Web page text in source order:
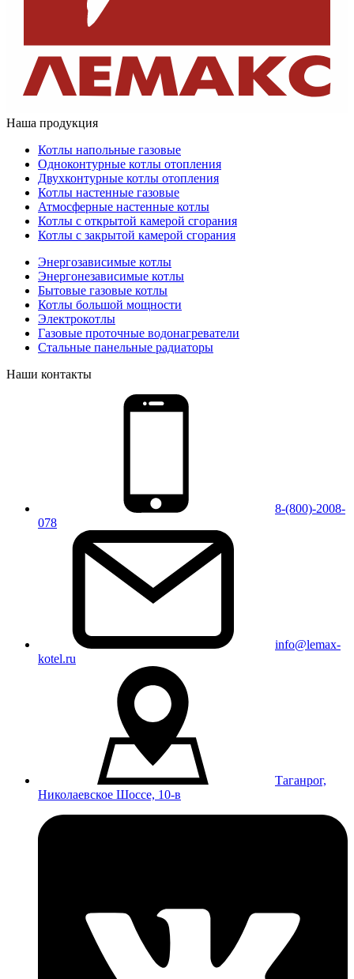
Наша продукция
Котлы напольные газовые
Одноконтурные котлы отопления
Двухконтурные котлы отопления
Котлы настенные газовые
Атмосферные настенные котлы
Котлы с открытой камерой сгорания
Котлы с закрытой камерой сгорания
Энергозависимые котлы
Энергонезависимые котлы
Бытовые газовые котлы
Котлы большой мощности
Электрокотлы
Газовые проточные водонагреватели
Стальные панельные радиаторы
Наши контакты
8-(800)-2008-
078
info@lemax-
kotel.ru
Таганрог,
Николаевское Шоссе, 10-в